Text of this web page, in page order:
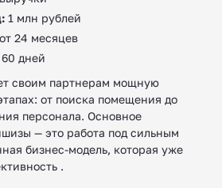
1 млн рублей
от 24 месяцев
60 дней
своим партнерам мощную
от поиска помещения до
персонала. Основное
— это работа под сильным
бизнес-модель, которая уже
.